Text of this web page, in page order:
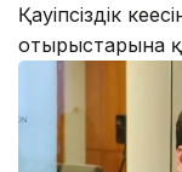
Қауіпсіздік
отырыстарына